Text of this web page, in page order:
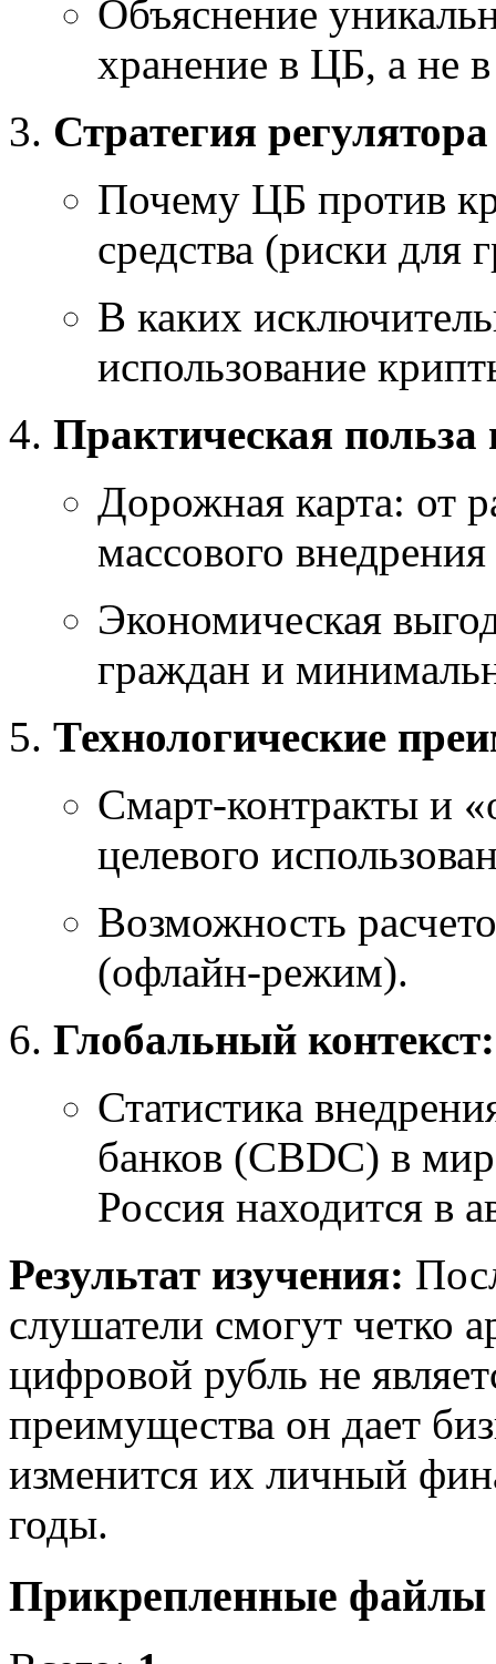
Объяснение
хранение в ЦБ, а не
Стратегия
Почему ЦБ против
средства (риски для
В каких
использование
Практическая польза
Дорожная карта: от
массового
Экономическая
граждан и
Технологические
Смарт-контракты и
целевого
Возможность
(офлайн-режим).
Глобальный контекст:
Статистика
банков (CBDC) в
Россия находится в
Результат изучения:
слушатели смогут четко
цифровой рубль не
преимущества он дает
изменится их личный
годы.
Прикрепленные файлы